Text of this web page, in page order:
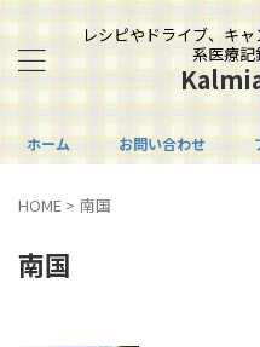
レシピやドライブ、キ
系医療
ホーム お問い合わせ
HOME > 南国
南国